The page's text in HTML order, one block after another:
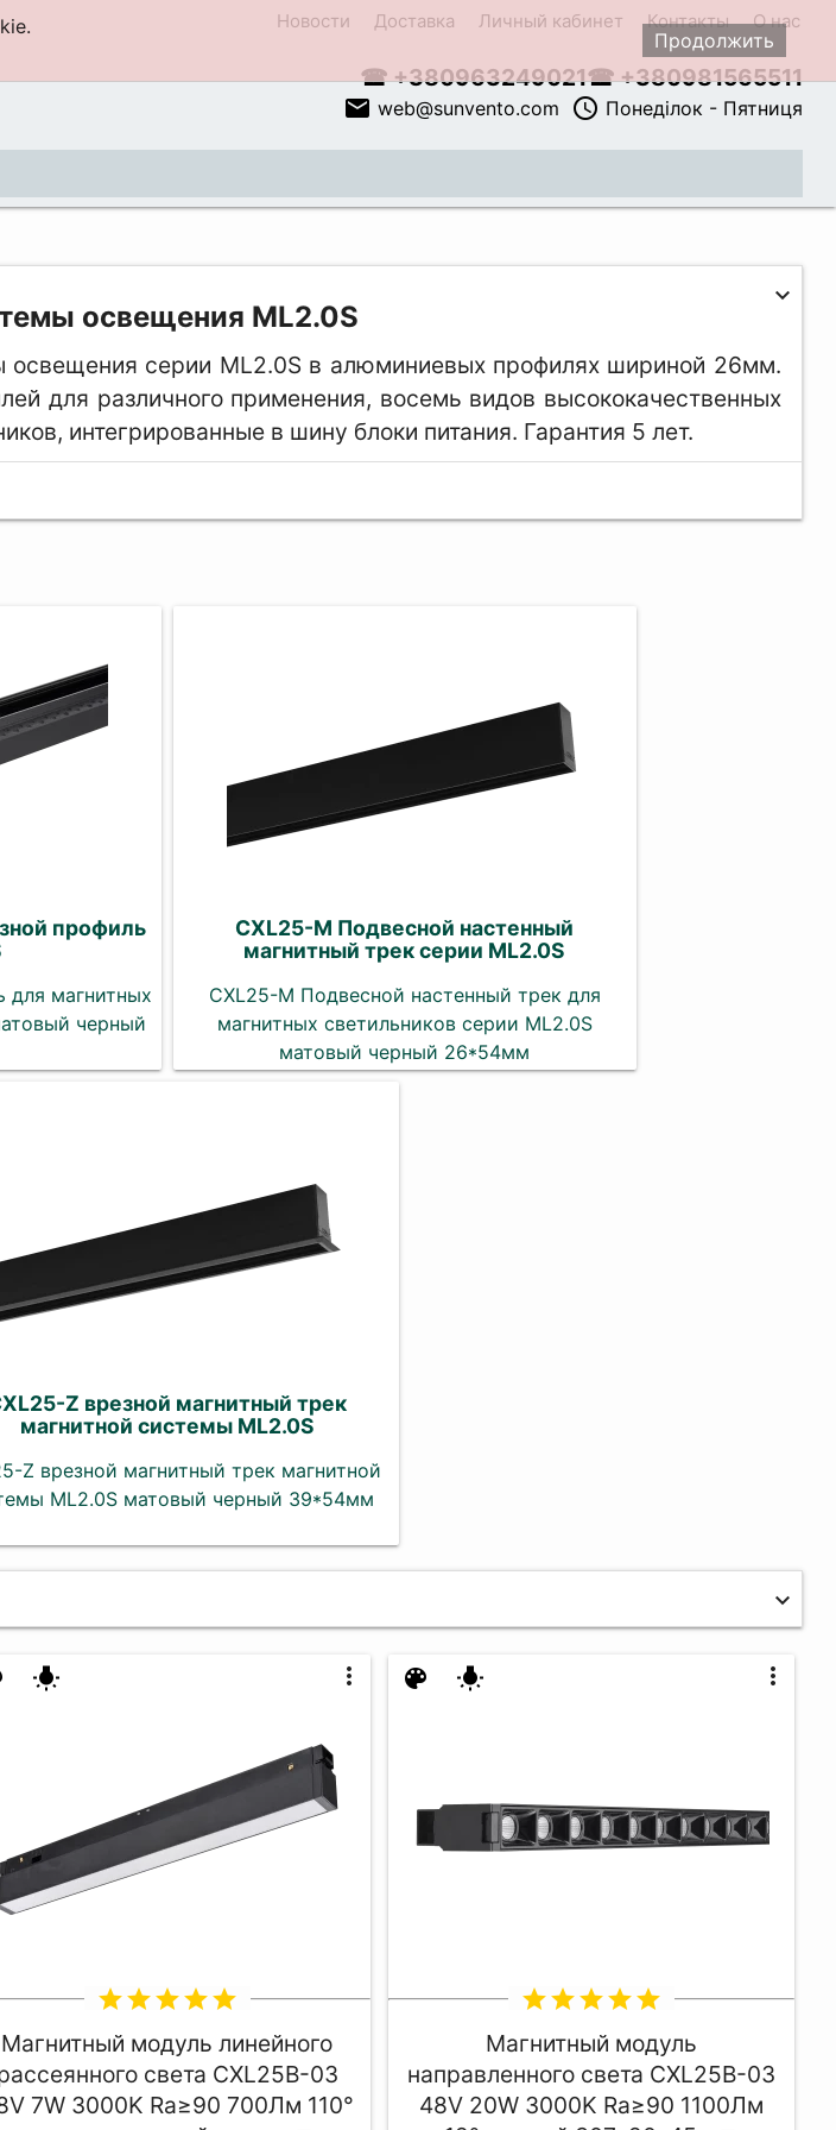
Новости Доставка Личный кабинет Контакты О нас
☎ +380963249021☎ +380981565511
email web@sunvento.com access_time Понеділок - Пятниця
освещения ML2.0S
освещения серии ML2.0S в алюминиевых профилях шириной 26мм.
для различного применения, восемь видов высококачественных
интегрированные в шину блоки питания. Гарантия 5 лет.
профиль
для магнитных
черный
CXL25-M Подвесной настенный
магнитный трек серии ML2.0S
CXL25-M Подвесной настенный трек для
магнитных светильников серии ML2.0S
матовый черный 26*54мм
Z врезной магнитный трек
магнитной системы ML2.0S
Z врезной магнитный трек магнитной
ML2.0S матовый черный 39*54мм
wb_incandescent more_vert
starstarstarstarstar
Магнитный модуль линейного
света CXL25B-03
7W 3000K Ra≥90 700Лм 110°
color_lens wb_incandescent more_vert
starstarstarstarstar
Магнитный модуль
направленного света CXL25B-03
48V 20W 3000K Ra≥90 1100Лм
Продолжить